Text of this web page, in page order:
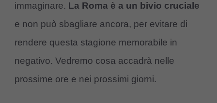
immaginare. La Roma è a un bivio cruciale
e non può sbagliare ancora, per evitare di
rendere questa stagione memorabile in
negativo. Vedremo cosa accadrà nelle
prossime ore e nei prossimi giorni.